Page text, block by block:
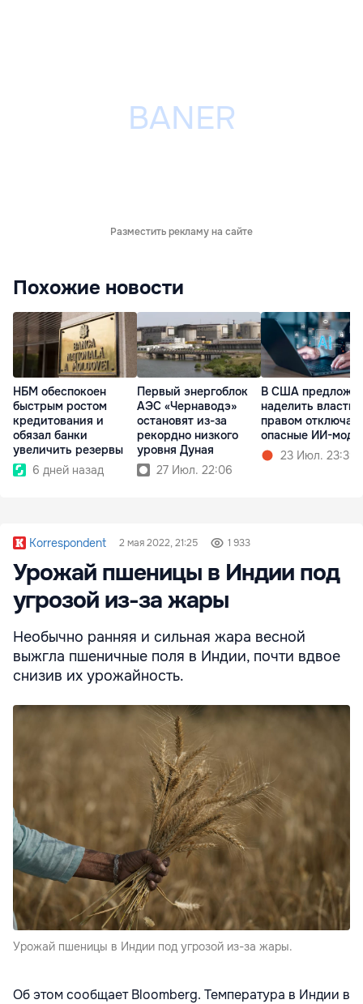
Разместить рекламу на сайте
Похожие новости
НБМ обеспокоен
быстрым ростом
кредитования и
обязал банки
увеличить резервы
6 дней назад
Первый энергоблок
АЭС «Чернаводэ»
остановят из-за
рекордно низкого
уровня Дуная
27 Июл. 22:06
В США
наделить власти
правом
опасные ИИ-
23 Июл. 23:39
Korrespondent 2 мая 2022, 21:25 1 933
Урожай пшеницы в Индии под
угрозой из-за жары
Необычно ранняя и сильная жара весной
выжгла пшеничные поля в Индии, почти вдвое
снизив их урожайность.
Урожай пшеницы в Индии под угрозой из-за жары.
Об этом сообщает Bloomberg. Температура в Индии в